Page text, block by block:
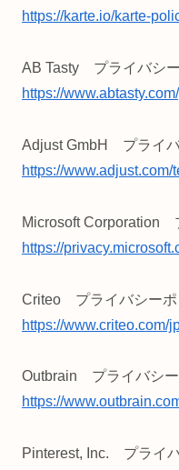
https://karte.io/karte-
AB Tasty プライバシ
https://
Adjust GmbH プライ
https://
Microsoft Corporation
https://
Criteo プライバシーポ
https://www.criteo.com/
Outbrain プライバシ
https://
Pinterest, Inc. プライ